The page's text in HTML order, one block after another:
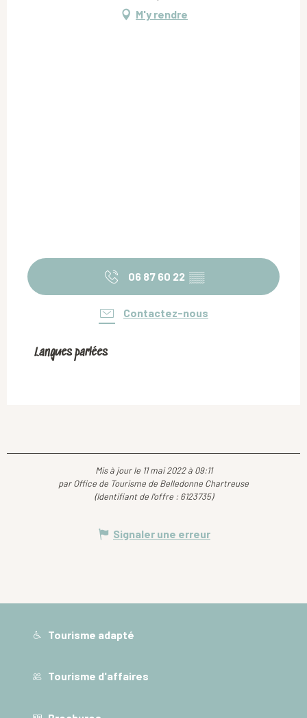
M'y rendre
06 87 60 22 ▒▒
Contactez-nous
Langues parlées
Langues parlées
Mis à jour le 11 mai 2022 à 09:11
par Office de Tourisme de Belledonne Chartreuse
(Identifiant de l'offre : 6123735)
Signaler une erreur
Tourisme adapté
Tourisme d'affaires